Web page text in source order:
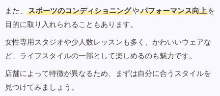
また、
スポーツのコンディショニングやパフォーマンス向上 を
目的に取り入れられることもあります。
女性専用スタジオや少人数レッスンも多く、かわいいウェアな
ど、ライフスタイルの一部として楽しめるのも魅力です。
店舗によって特徴が異なるため、まずは自分に合うスタイルを
見つけてみましょう。